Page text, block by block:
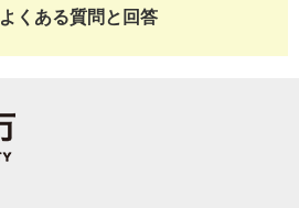
よくある質問と回答